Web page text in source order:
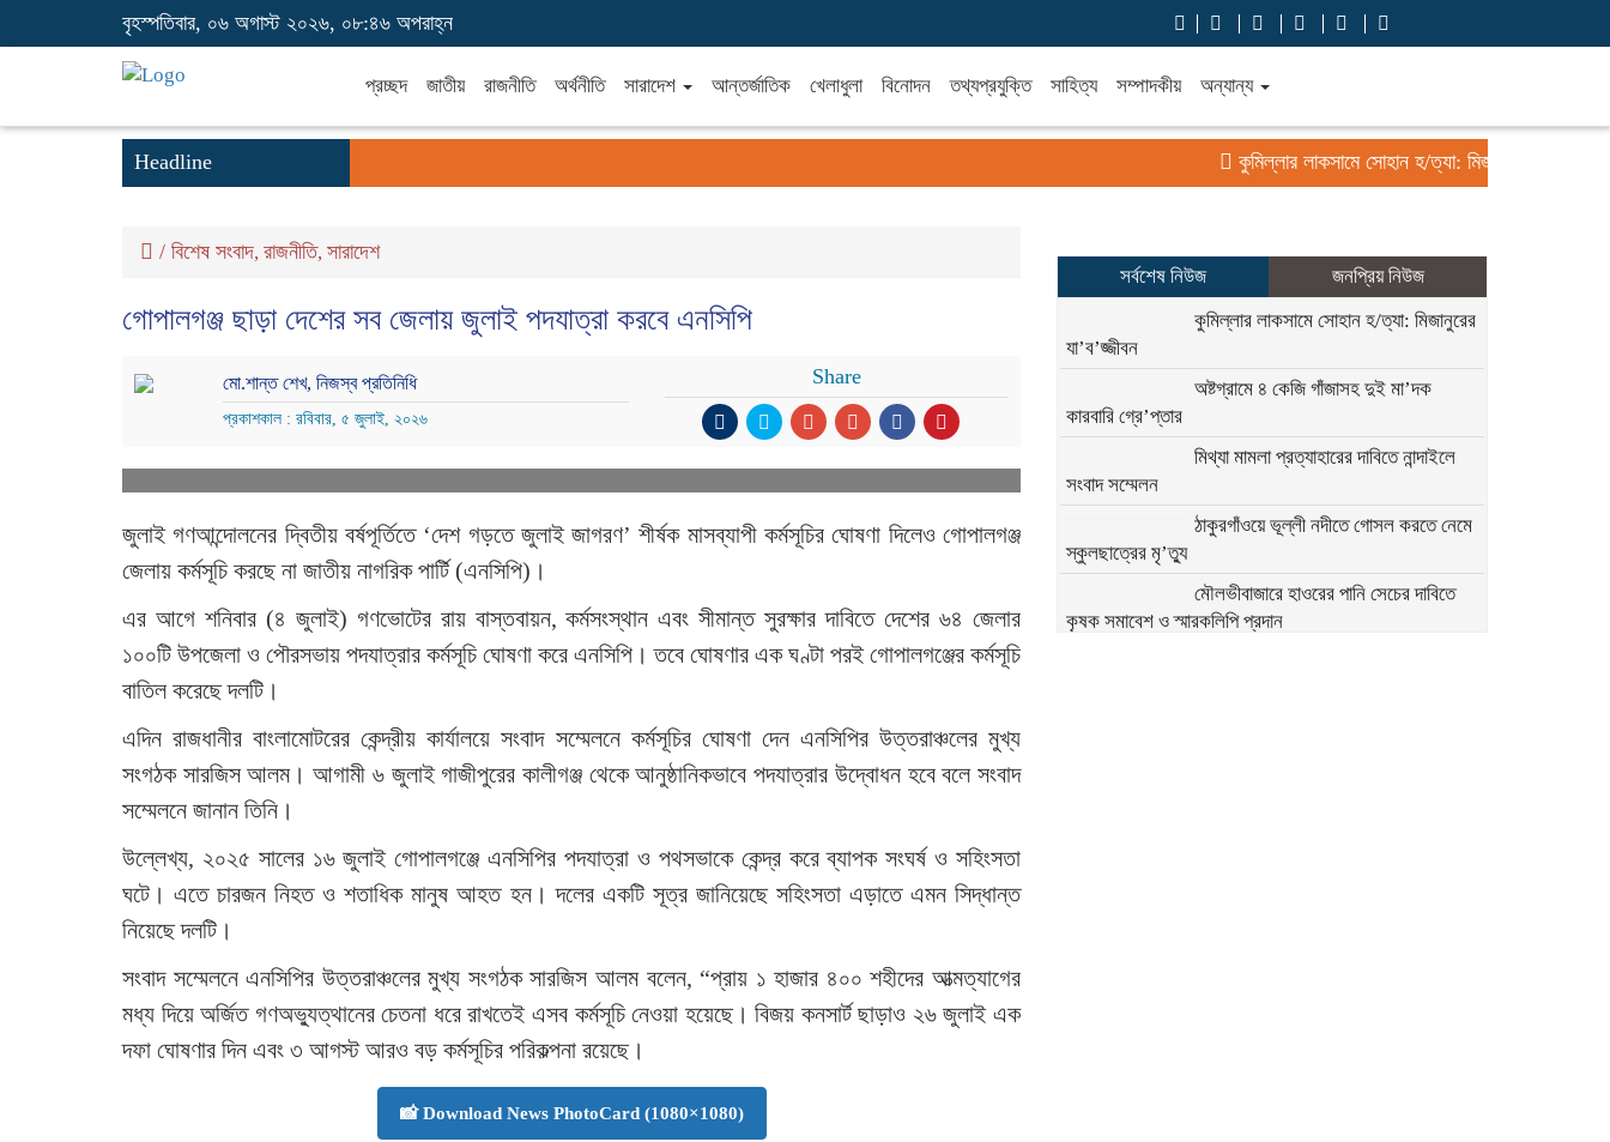
বৃহস্পতিবার, ০৬ অগাস্ট ২০২৬, ০৮:৪৬ অপরাহ্ন
প্রচ্ছদ জাতীয় রাজনীতি অর্থনীতি সারাদেশ আন্তর্জাতিক খেলাধুলা বিনোদন তথ্যপ্রযুক্তি সাহিত্য সম্পাদকীয় অন্যান্য
Headline কুমিল্লার লাকসামে সোহান হ/ত্যা: মিজানুরের যা’ব’জ্জীবন
/ বিশেষ সংবাদ, রাজনীতি, সারাদেশ
গোপালগঞ্জ ছাড়া দেশের সব জেলায় জুলাই পদযাত্রা করবে এনসিপি
মো.শান্ত শেখ, নিজস্ব প্রতিনিধি
প্রকাশকাল : রবিবার, ৫ জুলাই, ২০২৬
Share
জুলাই গণআন্দোলনের দ্বিতীয় বর্ষপূর্তিতে ‘দেশ গড়তে জুলাই জাগরণ’ শীর্ষক মাসব্যাপী কর্মসূচির ঘোষণা দিলেও গোপালগঞ্জ
জেলায় কর্মসূচি করছে না জাতীয় নাগরিক পার্টি (এনসিপি)।
এর আগে শনিবার (৪ জুলাই) গণভোটের রায় বাস্তবায়ন, কর্মসংস্থান এবং সীমান্ত সুরক্ষার দাবিতে দেশের ৬৪ জেলার
১০০টি উপজেলা ও পৌরসভায় পদযাত্রার কর্মসূচি ঘোষণা করে এনসিপি। তবে ঘোষণার এক ঘণ্টা পরই গোপালগঞ্জের কর্মসূচি
বাতিল করেছে দলটি।
এদিন রাজধানীর বাংলামোটরের কেন্দ্রীয় কার্যালয়ে সংবাদ সম্মেলনে কর্মসূচির ঘোষণা দেন এনসিপির উত্তরাঞ্চলের মুখ্য
সংগঠক সারজিস আলম। আগামী ৬ জুলাই গাজীপুরের কালীগঞ্জ থেকে আনুষ্ঠানিকভাবে পদযাত্রার উদ্বোধন হবে বলে সংবাদ
সম্মেলনে জানান তিনি।
উল্লেখ্য, ২০২৫ সালের ১৬ জুলাই গোপালগঞ্জে এনসিপির পদযাত্রা ও পথসভাকে কেন্দ্র করে ব্যাপক সংঘর্ষ ও সহিংসতা
ঘটে। এতে চারজন নিহত ও শতাধিক মানুষ আহত হন। দলের একটি সূত্র জানিয়েছে সহিংসতা এড়াতে এমন সিদ্ধান্ত
নিয়েছে দলটি।
সংবাদ সম্মেলনে এনসিপির উত্তরাঞ্চলের মুখ্য সংগঠক সারজিস আলম বলেন, “প্রায় ১ হাজার ৪০০ শহীদের আত্মত্যাগের
মধ্য দিয়ে অর্জিত গণঅভ্যুত্থানের চেতনা ধরে রাখতেই এসব কর্মসূচি নেওয়া হয়েছে। বিজয় কনসার্ট ছাড়াও ২৬ জুলাই এক
দফা ঘোষণার দিন এবং ৩ আগস্ট আরও বড় কর্মসূচির পরিকল্পনা রয়েছে।
📸 Download News PhotoCard (1080×1080)
সর্বশেষ নিউজ
জনপ্রিয় নিউজ
কুমিল্লার লাকসামে সোহান হ/ত্যা: মিজানুরের
যা’ব’জ্জীবন
অষ্টগ্রামে ৪ কেজি গাঁজাসহ দুই মা’দক
কারবারি গ্রে’প্তার
মিথ্যা মামলা প্রত্যাহারের দাবিতে নান্দাইলে
সংবাদ সম্মেলন
ঠাকুরগাঁওয়ে ভূল্লী নদীতে গোসল করতে নেমে
স্কুলছাত্রের মৃ’ত্যু
মৌলভীবাজারে হাওরের পানি সেচের দাবিতে
কৃষক সমাবেশ ও স্মারকলিপি প্রদান